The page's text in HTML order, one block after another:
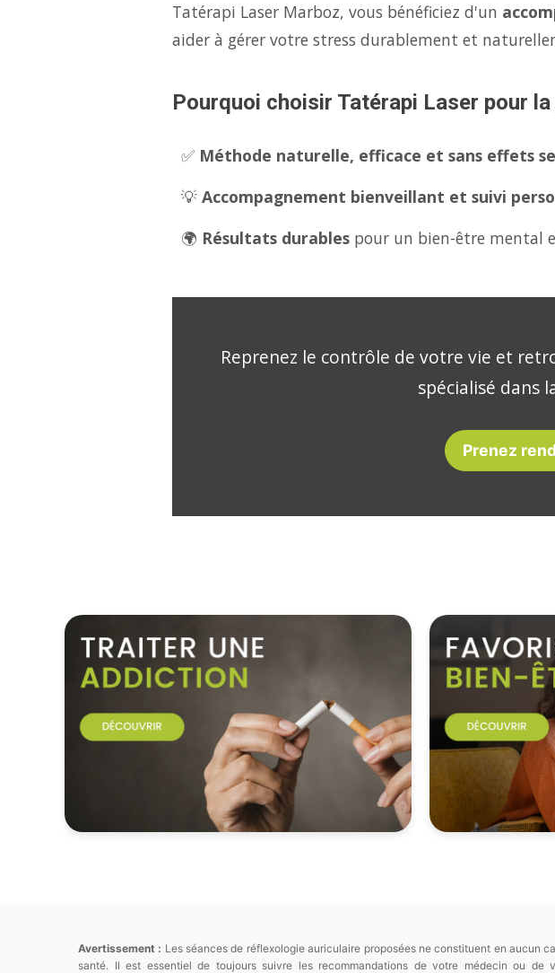
Tatérapi Laser Marboz, vous bénéficiez d'un
aider à gérer votre stress durablement et
Pourquoi choisir Tatérapi Laser pour
✅ Méthode naturelle, efficace et sans effets
💡 Accompagnement bienveillant et suivi
🌍 Résultats durables pour un bien-être mental
Reprenez le contrôle de votre vie et
spécialisé dans
Prenez
Avertissement : Les séances de réflexologie auriculaire proposées ne constituent en aucun
santé. Il est essentiel de toujours suivre les recommandations de votre médecin ou